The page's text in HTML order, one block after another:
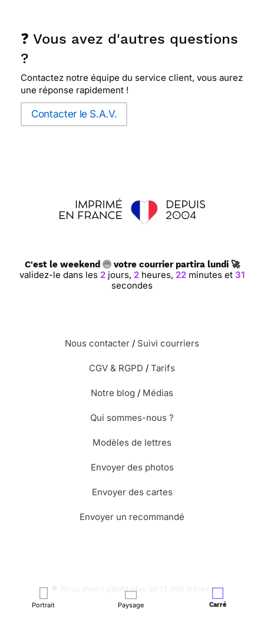
Portrait Paysage Carré
❓ Vous avez d'autres questions
?
Contactez notre équipe du service client, vous aurez
une réponse rapidement !
Contacter le S.A.V.
C'est le weekend votre courrier partira lundi 🚀
validez-le dans les 2 jours, 2 heures, 22 minutes et 31
secondes
Nous contacter / Suivi courriers
CGV & RGPD / Tarifs
Notre blog / Médias
Qui sommes-nous ?
Modèles de lettres
Envoyer des photos
Envoyer des cartes
Envoyer un recommandé
🌳 Nous avons planté plus de 13.000 arbres !